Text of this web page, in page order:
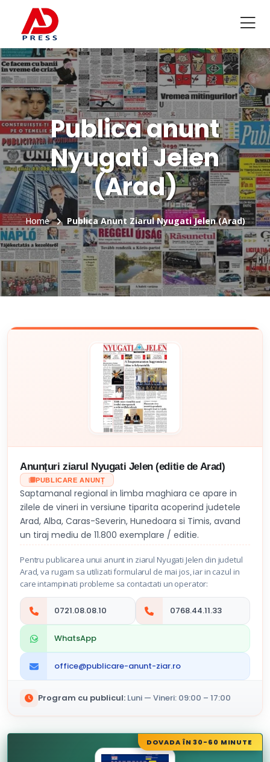
Publica anunt
Nyugati Jelen
(Arad)
Home Publica Anunt Ziarul Nyugati Jelen (Arad)
Anunțuri ziarul Nyugati Jelen (editie de Arad)
PUBLICARE ANUNȚ
Saptamanal regional in limba maghiara ce apare in
zilele de vineri in versiune tiparita acoperind judetele
Arad, Alba, Caras-Severin, Hunedoara si Timis, avand
un tiraj mediu de 11.800 exemplare / editie.
Pentru publicarea unui anunt in ziarul Nyugati Jelen din judetul
Arad, va rugam sa utilizati formularul de mai jos, iar in cazul in
care intampinati probleme sa contactati un operator:
0721.08.08.10 0768.44.11.33
WhatsApp
office@publicare-anunt-ziar.ro
Program cu publicul: Luni — Vineri: 09:00 – 17:00
DOVADA ÎN 30-60 MINUTE